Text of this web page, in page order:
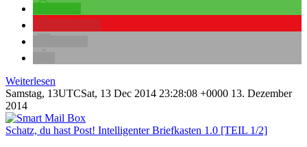
Weiterlesen
Samstag, 13UTCSat, 13 Dec 2014 23:28:08 +0000 13. Dezember
2014
Schatz, du hast Post! Intelligenter Briefkasten 1.0 [TEIL 1/2]